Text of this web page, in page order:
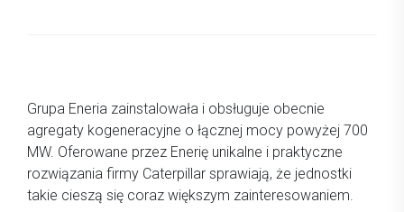
Grupa Eneria zainstalowała i obsługuje obecnie
agregaty kogeneracyjne o łącznej mocy powyżej 700
MW. Oferowane przez Enerię unikalne i praktyczne
rozwiązania firmy Caterpillar sprawiają, że jednostki
takie cieszą się coraz większym zainteresowaniem.